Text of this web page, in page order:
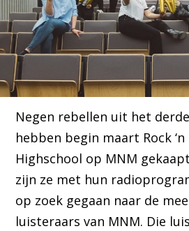
Negen rebellen uit het
hebben begin maart Rock ‘n
Highschool op MNM
zijn ze met hun
op zoek gegaan naar de
luisteraars van MNM. Die